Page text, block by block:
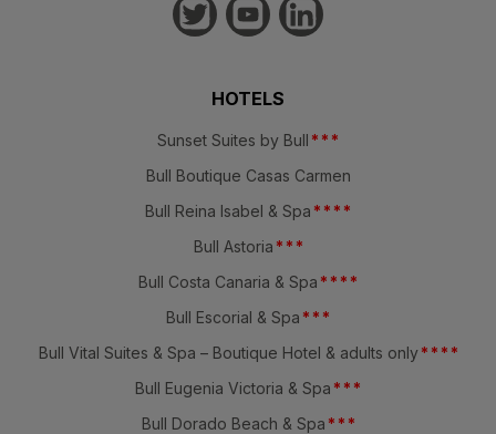
HOTELS
Sunset Suites by Bull * * *
Bull Boutique Casas Carmen
Bull Reina Isabel & Spa * * * *
Bull Astoria * * *
Bull Costa Canaria & Spa * * * *
Bull Escorial & Spa * * *
Bull Vital Suites & Spa – Boutique Hotel & adults only * * * *
Bull Eugenia Victoria & Spa * * *
Bull Dorado Beach & Spa * * *